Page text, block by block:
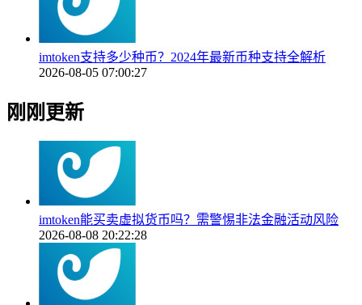
imtoken支持多少种币？2024年最新币种支持全解析
2026-08-05 07:00:27
刚刚更新
imtoken能买卖虚拟货币吗？需警惕非法金融活动风险
2026-08-08 20:22:28